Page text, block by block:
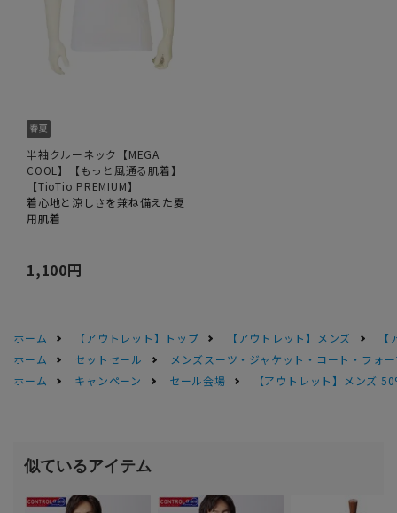
半袖クルーネック【MEGA
COOL】【もっと風通る肌着】
【TioTio PREMIUM】
着心地と涼しさを兼ね備えた夏
用肌着
1,100円
ホーム 【アウトレット】トップ 【アウトレット】メンズ
ホーム
セットセール
メンズスーツ・ジャケット・コート・フォ
ホーム
キャンペーン セール会場 【アウトレット】メンズ